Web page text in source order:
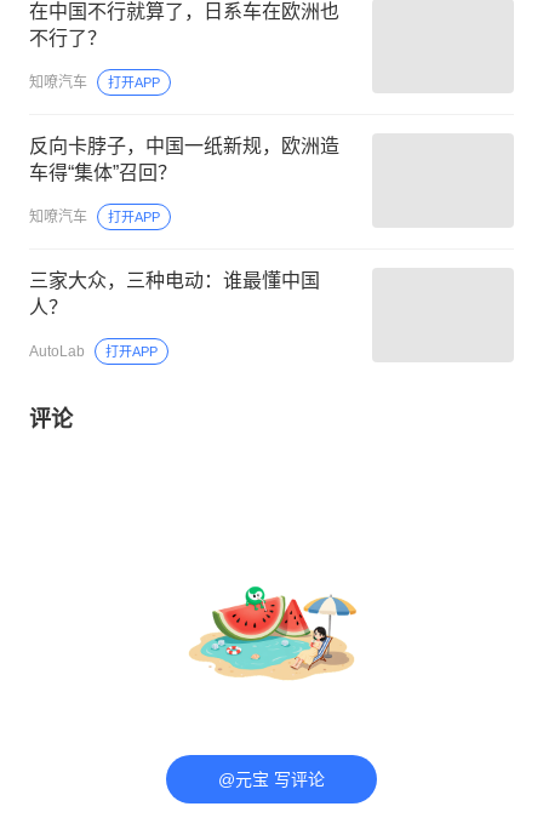
在中国不行就算了，日系车在欧洲也
不行了？
知嘹汽车 打开APP
反向卡脖子，中国一纸新规，欧洲造
车得“集体”召回？
知嘹汽车 打开APP
三家大众，三种电动：谁最懂中国
人？
AutoLab 打开APP
评论
@元宝 写评论